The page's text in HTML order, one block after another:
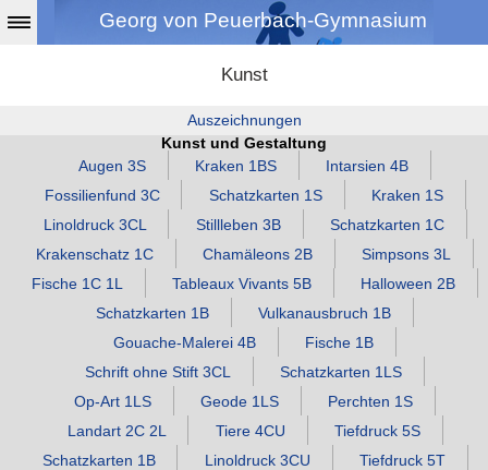
Georg von Peuerbach-Gymnasium
Kunst
Auszeichnungen
Kunst und Gestaltung
Augen 3S
Kraken 1BS
Intarsien 4B
Fossilienfund 3C
Schatzkarten 1S
Kraken 1S
Linoldruck 3CL
Stillleben 3B
Schatzkarten 1C
Krakenschatz 1C
Chamäleons 2B
Simpsons 3L
Fische 1C 1L
Tableaux Vivants 5B
Halloween 2B
Schatzkarten 1B
Vulkanausbruch 1B
Gouache‑Malerei 4B
Fische 1B
Schrift ohne Stift 3CL
Schatzkarten 1LS
Op‑Art 1LS
Geode 1LS
Perchten 1S
Landart 2C 2L
Tiere 4CU
Tiefdruck 5S
Schatzkarten 1B
Linoldruck 3CU
Tiefdruck 5T